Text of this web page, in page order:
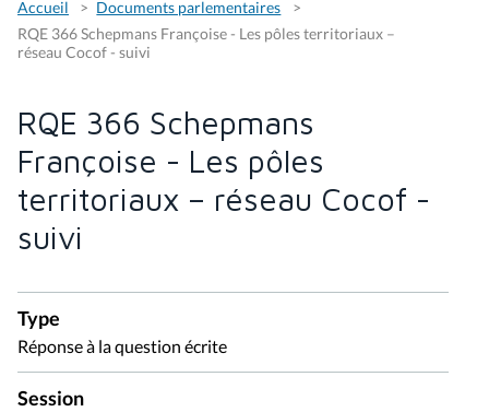
Accueil
Documents parlementaires
RQE 366 Schepmans Françoise - Les pôles territoriaux –
réseau Cocof - suivi
RQE 366 Schepmans
Françoise - Les pôles
territoriaux – réseau Cocof -
suivi
Type
Réponse à la question écrite
Session